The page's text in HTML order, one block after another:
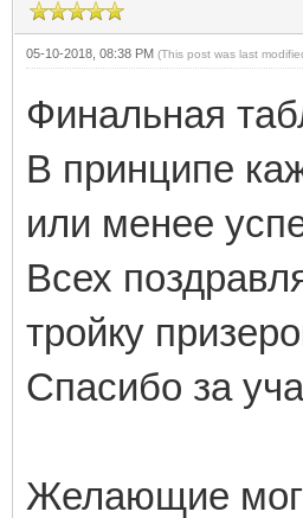
05-10-2018, 08:38 PM (This post was last
Финальная
В принципе
или менее
Всех
тройку
Спасибо за
Желающие